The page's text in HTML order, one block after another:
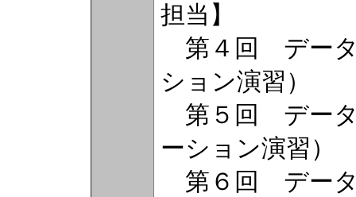
担当】
第４回 データ
ション演習）
第５回 データ
ーション演習）
第６回 データ